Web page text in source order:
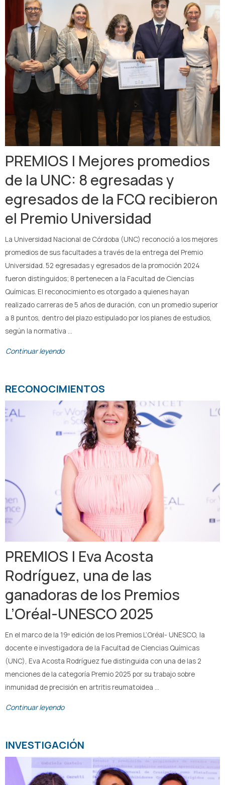
PREMIOS | Mejores promedios
de la UNC: 8 egresadas y
egresados de la FCQ recibieron
el Premio Universidad
La Universidad Nacional de Córdoba (UNC) reconoció a los mejores
promedios de sus facultades a través de la entrega del Premio
Universidad. 52 egresadas y egresados de la promoción 2024
fueron distinguidos; 8 pertenecen a la Facultad de Ciencias
Químicas. El reconocimiento es otorgado a quienes hayan
realizado carreras de 5 años de duración, con un promedio superior
a 8 puntos, dentro del plazo estipulado por los planes de estudios,
según la normativa …
Continuar leyendo
RECONOCIMIENTOS
PREMIOS | Eva Acosta
Rodríguez, una de las
ganadoras de los Premios
L’Oréal-UNESCO 2025
En el marco de la 19º edición de los Premios L’Oréal- UNESCO, la
docente e investigadora de la Facultad de Ciencias Químicas
(UNC), Eva Acosta Rodríguez fue distinguida con una de las 2
menciones de la categoría Premio 2025 por su trabajo sobre
inmunidad de precisión en artritis reumatoidea …
Continuar leyendo
INVESTIGACIÓN